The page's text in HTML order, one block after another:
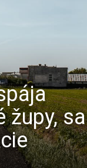
župy, sa